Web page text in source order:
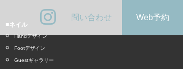
問い合わせ Web予約
■ネイル
Handデザイン
Footデザイン
Guestギャラリー